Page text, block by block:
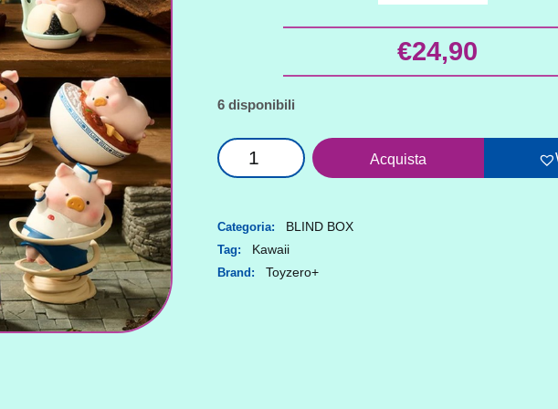
€24,90
6 disponibili
Blind
box:
figure
Lulù
the
Acquista
Categoria: BLIND BOX
Tag: Kawaii
Brand: Toyzero+